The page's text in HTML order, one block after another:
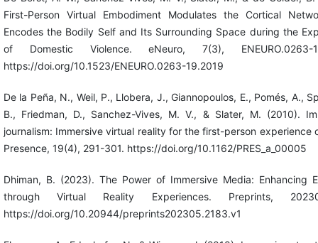
First-Person Virtual Embodiment Modulates the Cortical
Encodes the Bodily Self and Its Surrounding Space during the
of Domestic Violence. eNeuro, 7(3), ENEURO.0263-
https://doi.org/10.1523/ENEURO.0263-19.2019
De la Peña, N., Weil, P., Llobera, J., Giannopoulos, E., Pomés, A.,
B., Friedman, D., Sanchez-Vives, M. V., & Slater, M. (2010).
journalism: Immersive virtual reality for the first-person experience
Presence, 19(4), 291-301. https://doi.org/10.1162/PRES_a_00005
Dhiman, B. (2023). The Power of Immersive Media: Enhancing
through Virtual Reality Experiences. Preprints,
https://doi.org/10.20944/preprints202305.2183.v1